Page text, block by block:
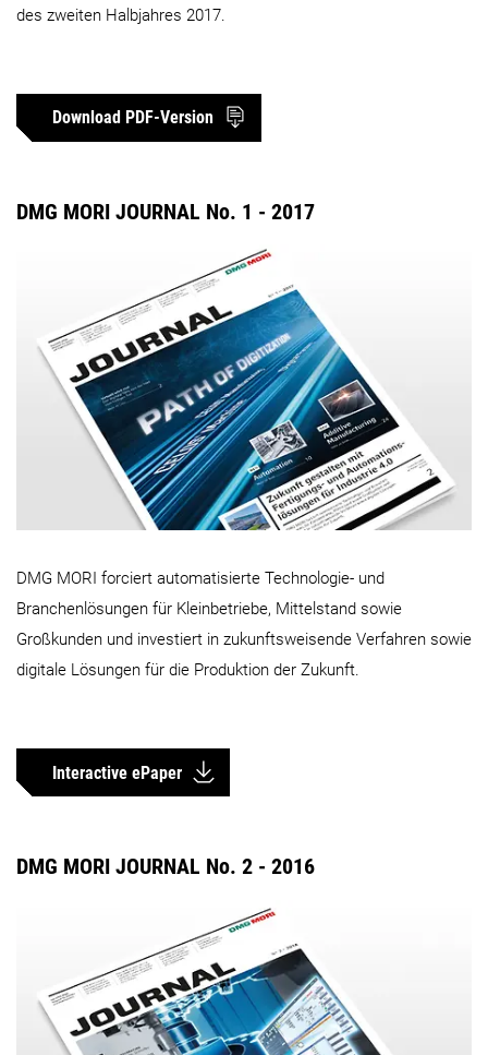
des zweiten Halbjahres 2017.
Download PDF-Version
DMG MORI JOURNAL No. 1 - 2017
DMG MORI forciert automatisierte Technologie- und
Branchenlösungen für Kleinbetriebe, Mittelstand sowie
Großkunden und investiert in zukunftsweisende Verfahren sowie
digitale Lösungen für die Produktion der Zukunft.
Interactive ePaper
DMG MORI JOURNAL No. 2 - 2016